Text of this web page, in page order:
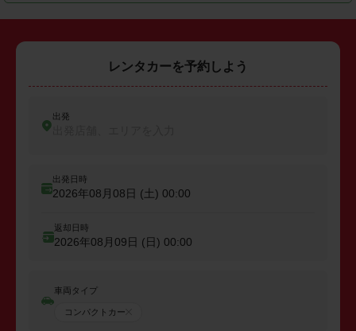
レンタカーを予約しよう
出発
出発日時
2026年08月08日 (土) 00:00
返却日時
2026年08月09日 (日) 00:00
車両タイプ
コンパクトカー